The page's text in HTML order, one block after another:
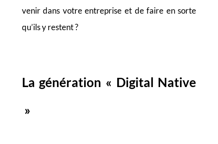
venir dans votre entreprise et de faire en sorte
qu’ils y restent ?
La génération « Digital Native
»